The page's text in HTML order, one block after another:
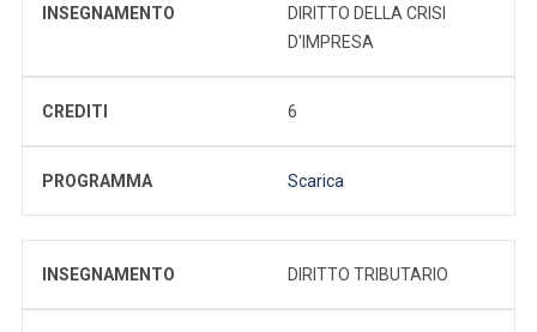
INSEGNAMENTO
DIRITTO DELLA CRISI
D'IMPRESA
CREDITI 6
PROGRAMMA Scarica
INSEGNAMENTO DIRITTO TRIBUTARIO